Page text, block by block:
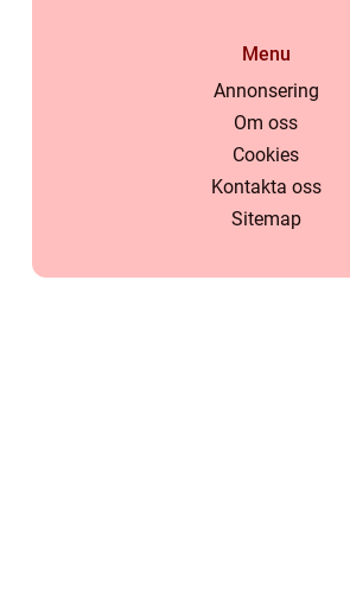
Menu
Annonsering
Om oss
Cookies
Kontakta oss
Sitemap